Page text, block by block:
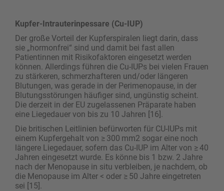
Kupfer-Intrauterinpessare (Cu-IUP)
Der große Vorteil der Kupferspiralen liegt darin, dass
sie „hormonfrei“ sind und damit bei fast allen
Patientinnen mit Risikofaktoren eingesetzt werden
können. Allerdings führen die Cu-IUPs bei vielen Frauen
zu stärkeren, schmerzhafteren und/oder längeren
Blutungen, was gerade in der Perimenopause, in der
Blutungsstörungen häufiger sind, ungünstig scheint.
Die derzeit in der EU zugelassenen Präparate haben
eine Liegedauer von bis zu 10 Jahren [16].
Die britischen Leitlinien befürworten für CU-IUPs mit
einem Kupfergehalt von ≥ 300 mm2 sogar eine noch
längere Liegedauer, sofern das Cu-IUP im Alter von ≥ 40
Jahren eingesetzt wurde. Es könne bis 1 bzw. 2 Jahre
nach der Menopause in situ verbleiben, je nachdem, ob
die Menopause im Alter < oder ≥ 50 Jahre eingetreten
sei [15].